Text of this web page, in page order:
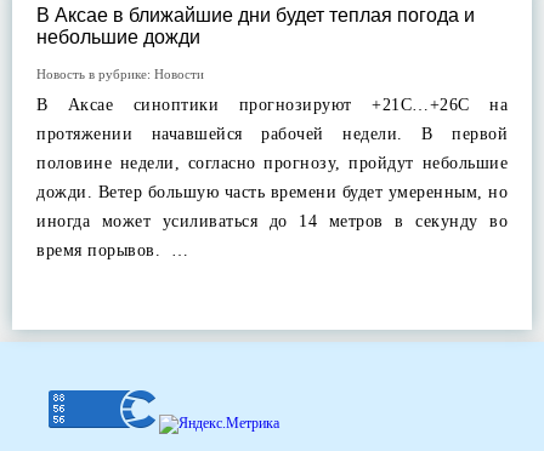
В Аксае в ближайшие дни будет теплая погода и
небольшие дожди
Новость в рубрике: Новости
В Аксае синоптики прогнозируют +21С…+26С на
протяжении начавшейся рабочей недели. В первой
половине недели, согласно прогнозу, пройдут небольшие
дожди. Ветер большую часть времени будет умеренным, но
иногда может усиливаться до 14 метров в секунду во
время порывов. …